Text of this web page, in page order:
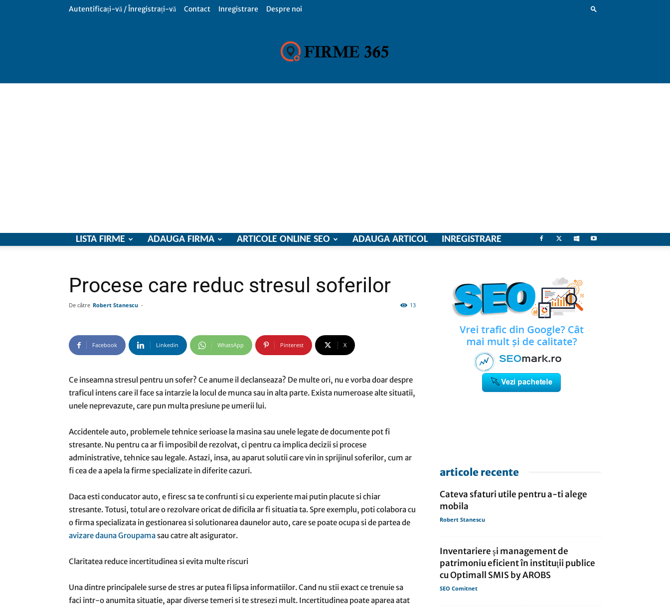
Autentificați-vă / Înregistrați-vă Contact Inregistrare Despre noi
firme
LISTA FIRME ADAUGA FIRMA ARTICOLE ONLINE SEO ADAUGA ARTICOL INREGISTRARE
Procese care reduc stresul soferilor
De către Robert Stanescu - 13
Facebook Linkedin WhatsApp Pinterest X
Ce inseamna stresul pentru un sofer? Ce anume il declanseaza? De multe ori, nu e vorba doar despre
traficul intens care il face sa intarzie la locul de munca sau in alta parte. Exista numeroase alte situatii,
unele neprevazute, care pun multa presiune pe umerii lui.
Accidentele auto, problemele tehnice serioase la masina sau unele legate de documente pot fi
stresante. Nu pentru ca ar fi imposibil de rezolvat, ci pentru ca implica decizii si procese
administrative, tehnice sau legale. Astazi, insa, au aparut solutii care vin in sprijinul soferilor, cum ar
fi cea de a apela la firme specializate in diferite cazuri.
Daca esti conducator auto, e firesc sa te confrunti si cu experiente mai putin placute si chiar
stresante. Totusi, totul are o rezolvare oricat de dificila ar fi situatia ta. Spre exemplu, poti colabora cu
o firma specializata in gestionarea si solutionarea daunelor auto, care se poate ocupa si de partea de
avizare dauna Groupamasau catre alt asigurator.
Claritatea reduce incertitudinea si evita multe riscuri
Una dintre principalele surse de stres ar putea fi lipsa informatiilor. Cand nu stii exact ce trenuie sa
faci intr-o anumita situatie, apar diverse temeri si te stresezi mult. Incertitudinea poate aparea atat
articole recente
Cateva sfaturi utile pentru a-ti alege
mobila
Robert Stanescu
Inventariere şi management de
patrimoniu eficient în instituţii publice
cu Optimall SMIS by AROBS
SEO Comitnet